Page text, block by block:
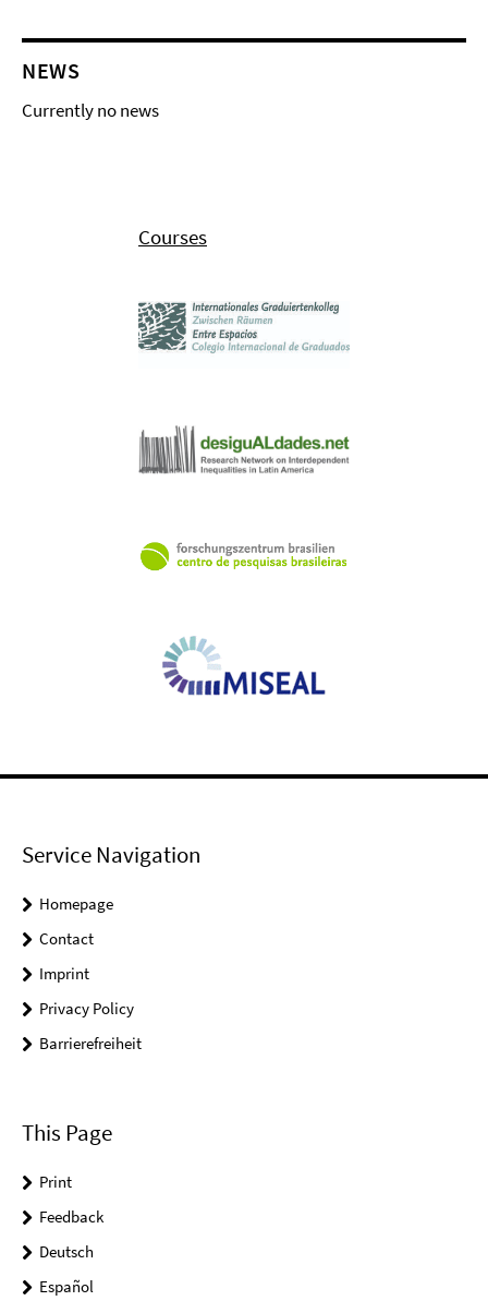
NEWS
Currently no news
Courses
Service Navigation
Homepage
Contact
Imprint
Privacy Policy
Barrierefreiheit
This Page
Print
Feedback
Deutsch
Español